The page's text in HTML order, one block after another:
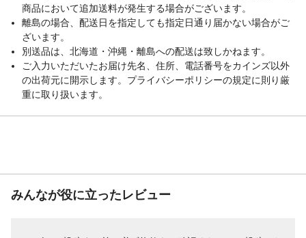
商品において追加送料が発生する場合がございます。
離島の場合、配送日を指定しても指定日通り届かない場合がご
ざいます。
別送品は、北海道・沖縄・離島への配送は致しかねます。
ご入力いただいたお届け先名、住所、電話番号をカインズ以外
の出荷元に開示します。プライバシーポリシーの規定に則り厳
重に取り扱います。
みんなが役に立ったレビュー